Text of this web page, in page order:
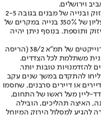
וירושלים.
תזכיר החוק שמגובש בימים אלה כולל חיזוק ובנייה של מבנים בגובה 2-5
קומות עד לגובה 10 קומות. כן נקבע רף עליון של 350% בנייה במקרים של
במקרים של חיזוק ותוספת. בנוסף ניתן יהיה
בשנים האחרונות הסתיימו יותר ויותר פרוייקטים של תמ״א 38/2 (הריסה
משתלמת לכל הצדדים.
להזדמנויות טובות יותר.
להתקדם במשך שנים עקב
או דיירים סרבנים, שחסמו
ליין מעל ראשו של התחום,
האיצה תהליכים, הובילה
להגיע למסלול הירוק המיוחל